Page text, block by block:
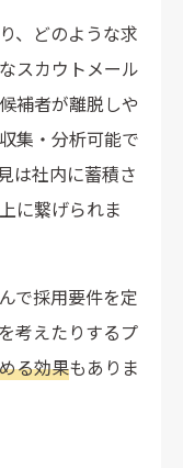
、どのような求
スカウトメール
補者が離脱しや
集・分析可能で
は社内に蓄積さ
に繋げられま
で採用要件を定
考えたりするプ
る効果もありま